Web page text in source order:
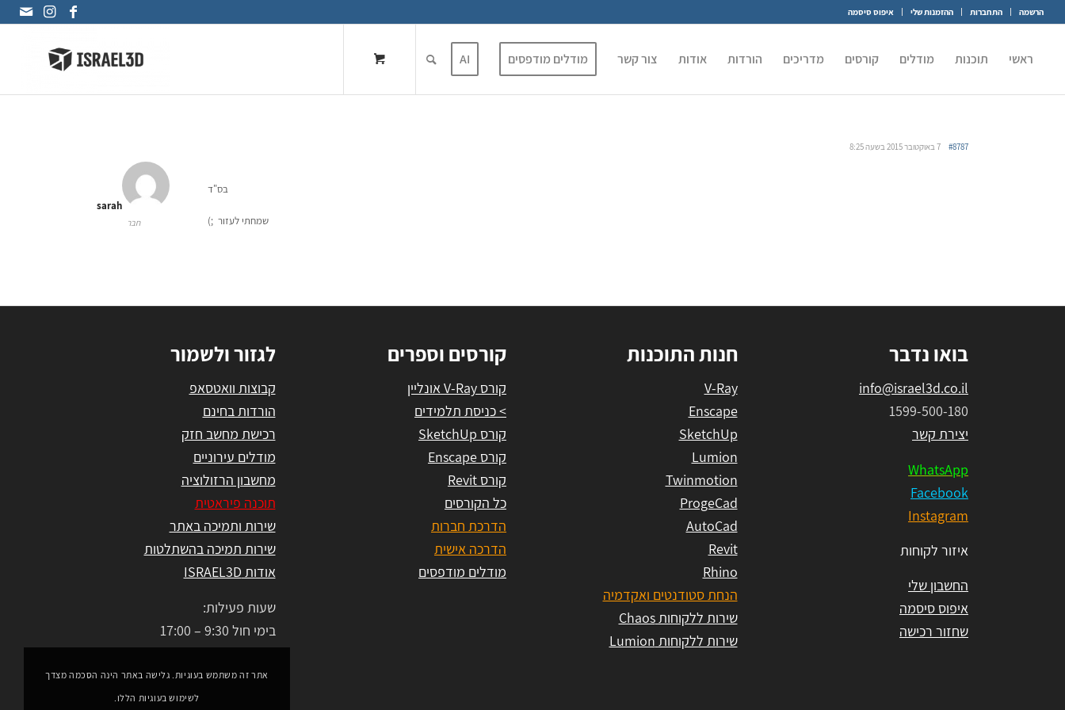
הרשמה התחברות ההזמנות שלי איפוס סיסמה
ראשי תוכנות מודלים קורסים מדריכים הורדות אודות צור קשר מודלים מודפסים AI
7 באוקטובר 2015 בשעה 8:25 #8787
sarah
חבר
בס"ד
שמחתי לעזור ;)
בואו נדבר
info@israel3d.co.il
1599-500-180
יצירת קשר
WhatsApp
Facebook
Instagram
איזור לקוחות
החשבון שלי
איפוס סיסמה
שחזור רכישה
חנות התוכנות
V-Ray
Enscape
SketchUp
Lumion
Twinmotion
ProgeCad
AutoCad
Revit
Rhino
הנחת סטודנטים ואקדמיה
שירות ללקוחות Chaos
שירות ללקוחות Lumion
קורסים וספרים
קורס V-Ray אונליין
> כניסת תלמידים
קורס SketchUp
קורס Enscape
קורס Revit
כל הקורסים
הדרכת חברות
הדרכה אישית
מודלים מודפסים
לגזור ולשמור
קבוצות וואטסאפ
הורדות בחינם
רכישת מחשב חזק
מודלים עירוניים
מחשבון הרזולוציה
תוכנה פיראטית
שירות ותמיכה באתר
שירות תמיכה בהשתלטות
אודות ISRAEL3D
שעות פעילות:
בימי חול 9:30 – 17:00
אתר זה משתמש בעוגיות. גלישה באתר הינה הסכמה מצדך
לשימוש בעוגיות הללו.